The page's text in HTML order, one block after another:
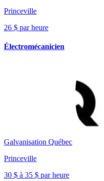
Princeville
26 $ par heure
Électromécanicien
Galvanisation Québec
Princeville
30 $ à 35 $ par heure